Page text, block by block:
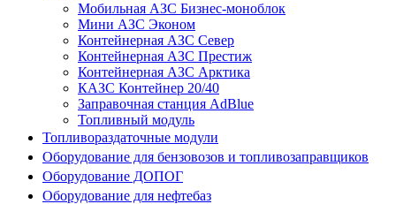
Мобильная АЗС Бизнес-моноблок
Мини АЗС Эконом
Контейнерная АЗС Север
Контейнерная АЗС Престиж
Контейнерная АЗС Арктика
КАЗС Контейнер 20/40
Заправочная станция AdBlue
Топливный модуль
Топливораздаточные модули
Оборудование для бензовозов и топливозаправщиков
Оборудование ДОПОГ
Оборудование для нефтебаз